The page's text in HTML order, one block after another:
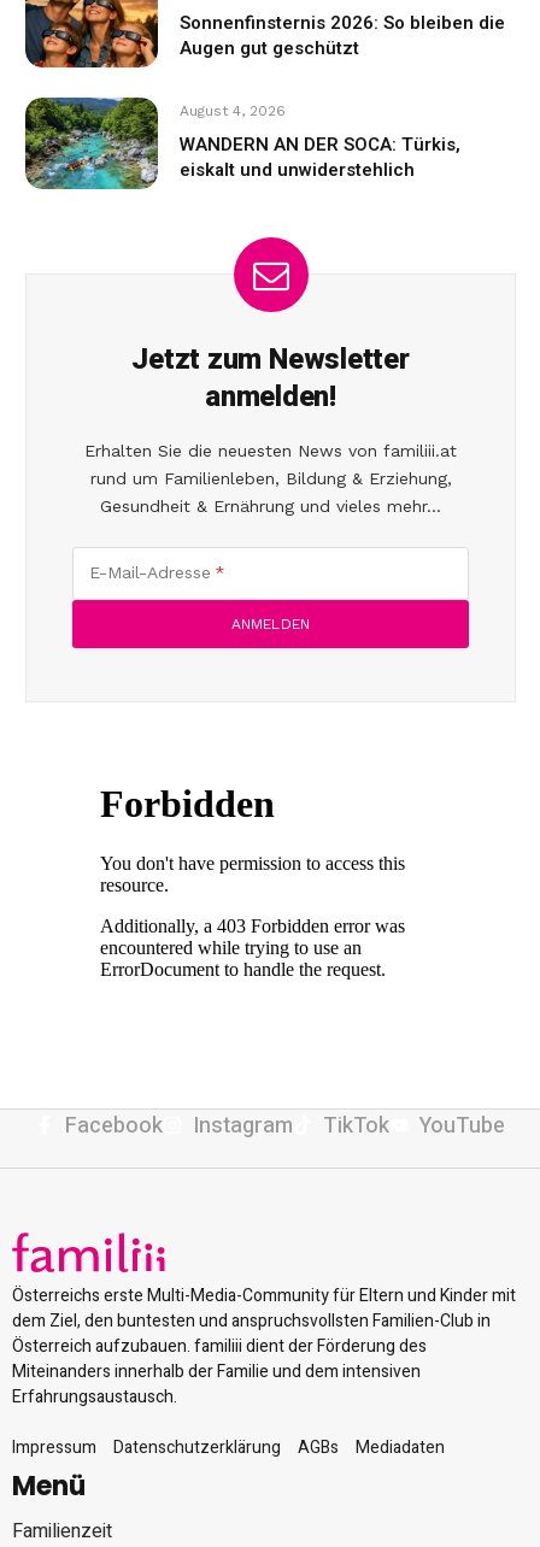
Sonnenfinsternis 2026: So bleiben die
Augen gut geschützt
August 4, 2026
WANDERN AN DER SOCA: Türkis,
eiskalt und unwiderstehlich
Jetzt zum Newsletter
anmelden!
Erhalten Sie die neuesten News von familiii.at
rund um Familienleben, Bildung & Erziehung,
Gesundheit & Ernährung und vieles mehr...
E-Mail-Adresse
Facebook Instagram TikTok YouTube
Österreichs erste Multi-Media-Community für Eltern und Kinder mit
dem Ziel, den buntesten und anspruchsvollsten Familien-Club in
Österreich aufzubauen. familiii dient der Förderung des
Miteinanders innerhalb der Familie und dem intensiven
Erfahrungsaustausch.
Impressum
Datenschutzerklärung AGBs Mediadaten
Menü
Familienzeit